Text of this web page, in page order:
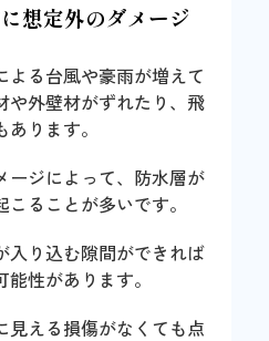
想定外のダメージ
よる台風や豪雨が増えて
や外壁材がずれたり、飛
ります。
ージによって、防水層が
ることが多いです。
入り込む隙間ができれば
性があります。
見える損傷がなくても点